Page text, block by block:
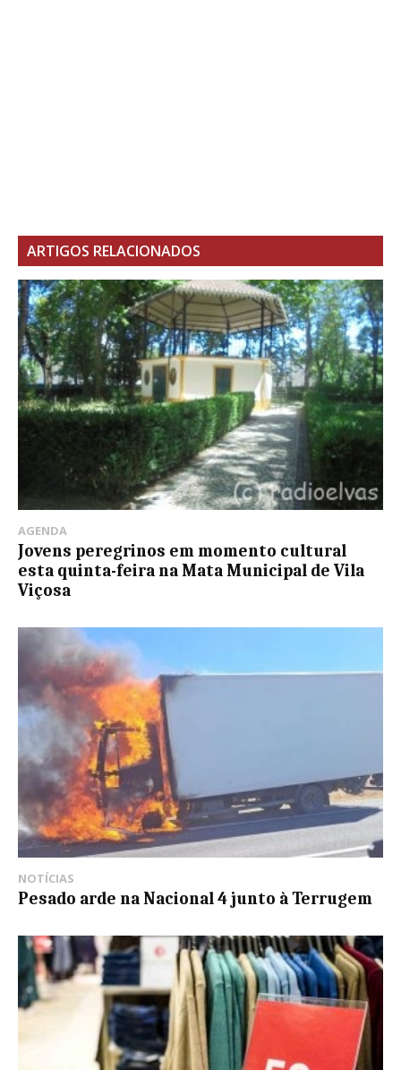
ARTIGOS RELACIONADOS
AGENDA
Jovens peregrinos em momento cultural
esta quinta-feira na Mata Municipal de Vila
Viçosa
NOTÍCIAS
Pesado arde na Nacional 4 junto à Terrugem